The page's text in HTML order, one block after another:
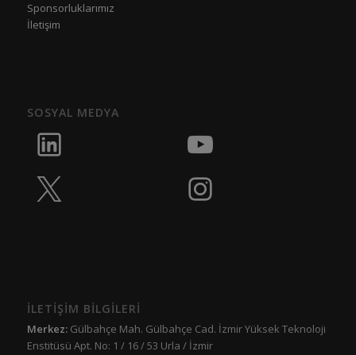
Sponsorluklarımız
İletişim
SOSYAL MEDYA
İLETİŞİM BİLGİLERİ
Merkez:Gülbahçe Mah. Gülbahçe Cad. İzmir Yüksek Teknoloji
Enstitüsü Apt. No: 1 / 16 / 53 Urla / İzmir